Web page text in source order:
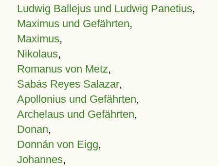
Ludwig Ballejus und Ludwig Panetius,
Maximus und Gefährten,
Maximus,
Nikolaus,
Romanus von Metz,
Sabás Reyes Salazar,
Apollonius und Gefährten,
Archelaus und Gefährten,
Donan,
Donnán von Eigg,
Johannes,